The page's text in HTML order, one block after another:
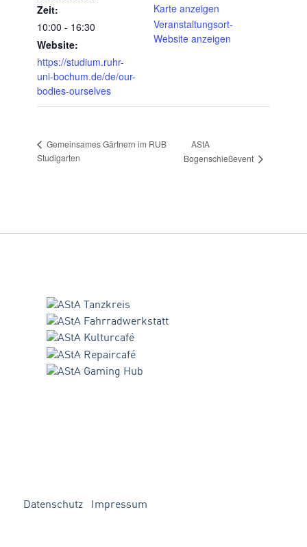
Zeit:
10:00 - 16:30
Website:
https://studium.ruhr-
uni-bochum.de/de/our-
bodies-ourselves
Karte anzeigen
Veranstaltungsort-
Website anzeigen
Gemeinsames Gärtnern im RUB
Studigarten
AStA
Bogenschießevent
Datenschutz Impressum